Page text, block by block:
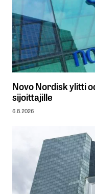
Novo Nordisk ylitti
sijoittajille
6.8.2026